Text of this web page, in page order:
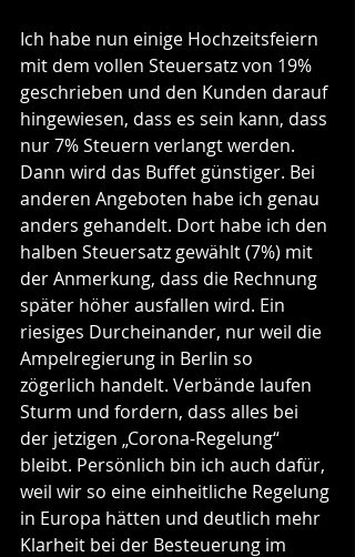
Ich habe nun einige Hochzeitsfeiern
mit dem vollen Steuersatz von 19%
geschrieben und den Kunden darauf
hingewiesen, dass es sein kann, dass
nur 7% Steuern verlangt werden.
Dann wird das Buffet günstiger. Bei
anderen Angeboten habe ich genau
anders gehandelt. Dort habe ich den
halben Steuersatz gewählt (7%) mit
der Anmerkung, dass die Rechnung
später höher ausfallen wird. Ein
riesiges Durcheinander, nur weil die
Ampelregierung in Berlin so
zögerlich handelt. Verbände laufen
Sturm und fordern, dass alles bei
der jetzigen „Corona-Regelung“
bleibt. Persönlich bin ich auch dafür,
weil wir so eine einheitliche Regelung
in Europa hätten und deutlich mehr
Klarheit bei der Besteuerung im